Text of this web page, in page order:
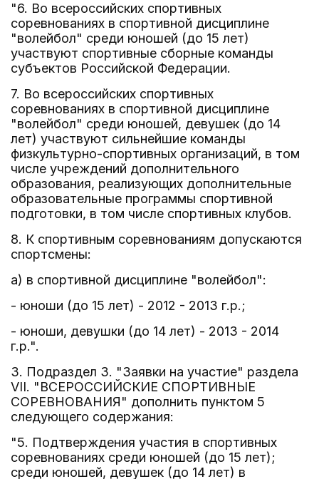
"6. Во всероссийских спортивных
соревнованиях в спортивной дисциплине
"волейбол" среди юношей (до 15 лет)
участвуют спортивные сборные команды
субъектов Российской Федерации.
7. Во всероссийских спортивных
соревнованиях в спортивной дисциплине
"волейбол" среди юношей, девушек (до 14
лет) участвуют сильнейшие команды
физкультурно-спортивных организаций, в том
числе учреждений дополнительного
образования, реализующих дополнительные
образовательные программы спортивной
подготовки, в том числе спортивных клубов.
8. К спортивным соревнованиям допускаются
спортсмены:
а) в спортивной дисциплине "волейбол":
- юноши (до 15 лет) - 2012 - 2013 г.р.;
- юноши, девушки (до 14 лет) - 2013 - 2014
г.р.".
3. Подраздел 3. "Заявки на участие" раздела
VII. "ВСЕРОССИЙСКИЕ СПОРТИВНЫЕ
СОРЕВНОВАНИЯ" дополнить пунктом 5
следующего содержания:
"5. Подтверждения участия в спортивных
соревнованиях среди юношей (до 15 лет);
среди юношей, девушек (до 14 лет) в